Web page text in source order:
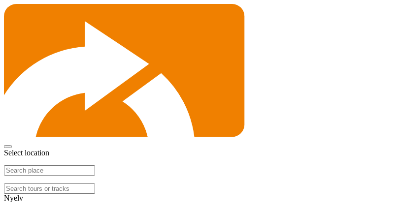
Select location
Nyelv